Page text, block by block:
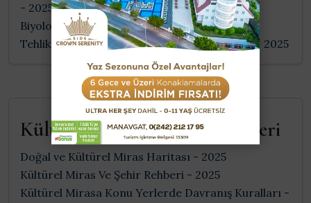
- 2025
Biyolojik Çeşitlilik Politikası - 2025
Tehlike Altındaki Yaban Hayatı Tür Politikası - 2025
Kültürel Miras ve Şehir Rehberi
Doğal ve Kültürel Miras Haritası - 2025
Kültürel Miras Ve Şehir Rehberi - 2025
Kültürel Mirasa Konu Yerlerde Davranış Kuralları -